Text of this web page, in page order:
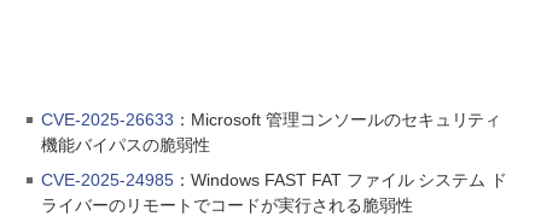
CVE-2025-26633 ：Microsoft 管理コンソールのセキュリティ
機能バイパスの脆弱性
CVE-2025-24985：Windows FAST FAT ファイル システム ド
ライバーのリモートでコードが実行される脆弱性